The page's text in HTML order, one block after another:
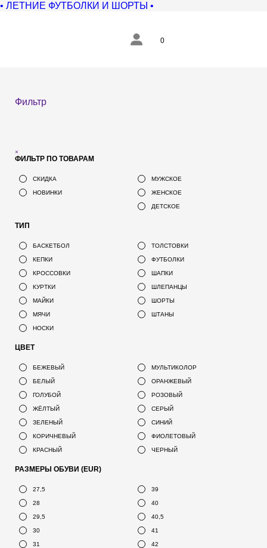
• ЛЕТНИЕ ФУТБОЛКИ И ШОРТЫ •
0
Фильтр
×
ФИЛЬТР ПО ТОВАРАМ
СКИДКА
НОВИНКИ
МУЖСКОЕ
ЖЕНСКОЕ
ДЕТСКОЕ
ТИП
БАСКЕТБОЛ
КЕПКИ
КРОССОВКИ
КУРТКИ
МАЙКИ
МЯЧИ
НОСКИ
ТОЛСТОВКИ
ФУТБОЛКИ
ШАПКИ
ШЛЕПАНЦЫ
ШОРТЫ
ШТАНЫ
ЦВЕТ
БЕЖЕВЫЙ
БЕЛЫЙ
ГОЛУБОЙ
ЖЁЛТЫЙ
ЗЕЛЕНЫЙ
КОРИЧНЕВЫЙ
КРАСНЫЙ
МУЛЬТИКОЛОР
ОРАНЖЕВЫЙ
РОЗОВЫЙ
СЕРЫЙ
СИНИЙ
ФИОЛЕТОВЫЙ
ЧЕРНЫЙ
РАЗМЕРЫ ОБУВИ (EUR)
27,5
28
29,5
30
31
39
40
40,5
41
42